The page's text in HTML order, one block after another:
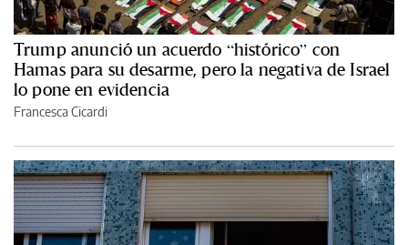
Trump anunció un acuerdo “histórico” con
Hamas para su desarme, pero la negativa de Israel
lo pone en evidencia
Francesca Cicardi